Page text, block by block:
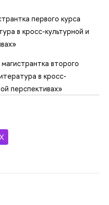
первого курса
в кросс-культурной и
второго
в кросс-
перспективах»